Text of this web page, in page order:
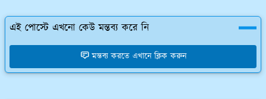
এই পোস্টে এখনো কেউ মন্তব্য করে নি
মন্তব্য করতে এখানে ক্লিক করুন